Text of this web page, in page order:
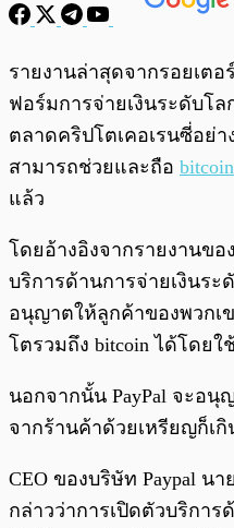
พร้อมเล่น
รายงานล่าสุดจากรอยเต
ฟอร์มการจ่ายเงินระดับโล
ตลาดคริปโตเคอเรนซี่อย่
สามารถช่วยและถือ bitcoin
แล้ว
โดยอ้างอิงจากรายงานของ
บริการด้านการจ่ายเงินระ
อนุญาตให้ลูกค้าของพวกเ
โตรวมถึง bitcoin ได้โดยใ
นอกจากนั้น PayPal จะอ
จากร้านค้าด้วยเหรียญก็เ
CEO ของบริษัท Paypal นา
กล่าวว่าการเปิดตัวบริการ